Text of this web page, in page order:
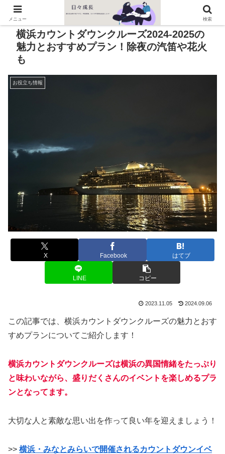
PR
横浜カウントダウンクルーズ2024-2025の
魅力とおすすめプラン！除夜の汽笛や花火
も
お役立ち情報
X Facebook はてブ
LINE コピー
2023.11.05 2024.09.06
この記事では、横浜カウントダウンクルーズの魅力とおす
すめプランについてご紹介します！
横浜カウントダウンクルーズは横浜の異国情緒をたっぷり
と味わいながら、盛りだくさんのイベントを楽しめるプラ
ンとなってます。
大切な人と素敵な思い出を作って良い年を迎えましょう！
>> 横浜・みなとみらいで開催されるカウントダウンイベ
メニュー 検索